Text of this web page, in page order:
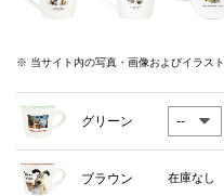
※ 当サイト内の写真・画像およびイラス
グリーン
ブラウン 在庫なし